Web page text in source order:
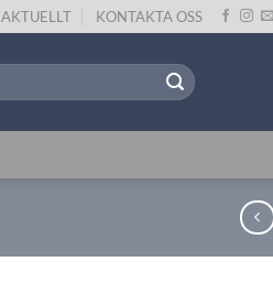
AKTUELLT KONTAKTA OSS